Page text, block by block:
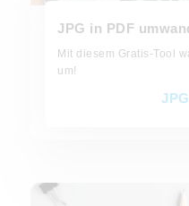
JPG in PDF
Mit diesem Gratis-Tool
um!
PDF in JPG umwandeln